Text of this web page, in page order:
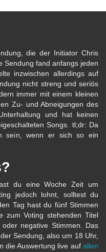
die der Initiator Chris
Sendung fand anfangs jeden
inzwischen allerdings auf
nicht streng und seriös
immer mit einem kleinen
Zu- und Abneigungen des
und hat keinen
Songs. tl;dr: Da
sein, wenn er sich so ein
du eine Woche Zeit um
jedoch lohnt, solltest du
Tag hast du fünf Stimmen
Voting stehenden Titel
negative Stimmen. Das
Sendung, also um 18 Uhr,
die Auswertung live auf allen